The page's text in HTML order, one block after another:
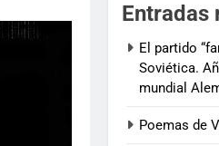
Entradas
El partido
Soviética.
mundial
Poemas de